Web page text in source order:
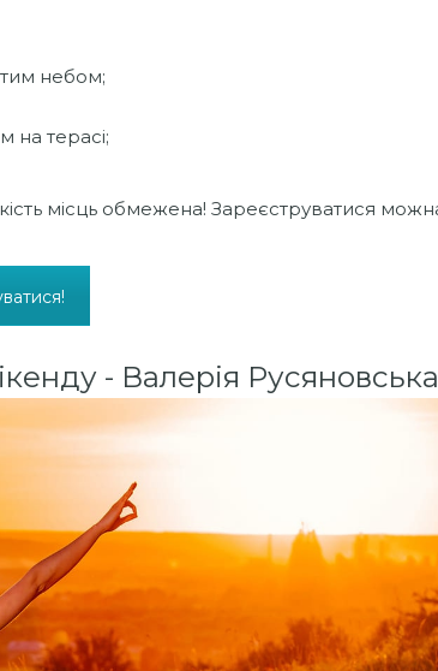
небом;
на терасі;
місць обмежена! Зареєструватися
- Валерія